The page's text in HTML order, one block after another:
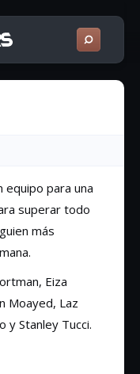
equipo para una
superar todo
más
Eiza
Moayed, Laz
y Stanley Tucci.